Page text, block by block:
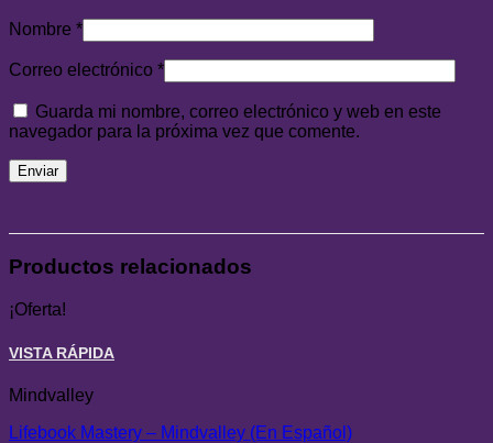
Nombre *
Correo electrónico *
Guarda mi nombre, correo electrónico y web en este
navegador para la próxima vez que comente.
Productos relacionados
¡Oferta!
VISTA RÁPIDA
Mindvalley
Lifebook Mastery – Mindvalley (En Español)